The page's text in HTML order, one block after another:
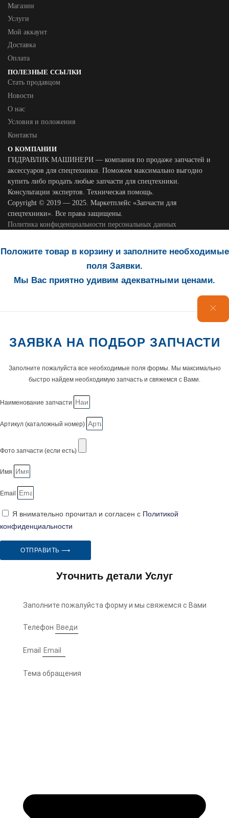
Магазин
Услуги
Мой аккаунт
Доставка
Оплата
ПОЛЕЗНЫЕ ССЫЛКИ
Стать продавцом
Новости
О нас
Условия и положения
Контакты
О КОМПАНИИ
ГИДРАВЛИК МАШИНЕРИ — компания по продаже запчастей и
аксессуаров для спецтехники. Поможем максимально выгодно
купить либо продать любые запчасти для спецтехники.
Консультации экспертов. Техническая помощь.
Copyright © 2019 — 2025. Маркетплейс «Запчасти для
спецтехники». Все права защищены.
Политика конфиденциальности персональных данных
Положите товар в корзину и заполните необходимые
поля Заявки.
Мы Вас приятно удивим адекватными ценами.
ЗАЯВКА НА ПОДБОР ЗАПЧАСТИ
Заполните пожалуйста все необходимые поля формы. Мы максимально
быстро найдем необходимую запчасть и свяжемся с Вами.
Наименование запчасти
Артикул (каталожный номер)
Фото запчасти (если есть)
Имя
Email
Я внимательно прочитал и согласен с Политикой
конфиденциальности
ОТПРАВИТЬ ⟶
Уточнить детали Услуг
Заполните пожалуйста форму и мы свяжемся с Вами
Телефон
Email
Тема обращения